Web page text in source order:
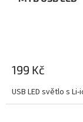
199 Kč
USB LED světlo s